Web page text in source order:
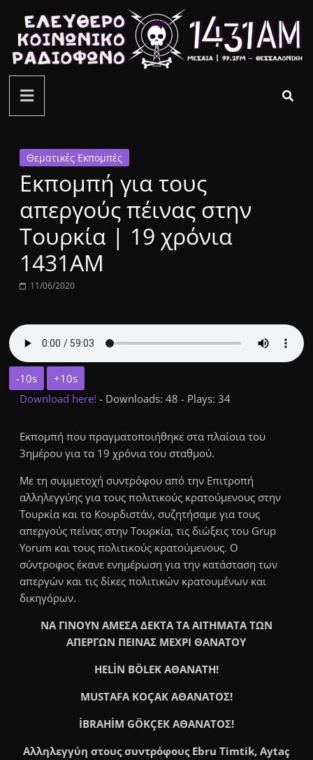
περιεχόμενο
ελεύθερο
κοινωνικό
ραδιόφωνο
1431AM
Θεματικές Εκπομπές
Εκπομπή για τους
απεργούς πέινας στην
Τουρκία | 19 χρόνια
1431ΑΜ
11/06/2020
-10s
+10s
Download here!- Downloads: 48 - Plays: 34
Εκπομπή που πραγματοποιήθηκε στα πλαίσια του
3ημέρου για τα 19 χρόνια του σταθμού.
Με τη συμμετοχή συντρόφου από την Επιτροπή
αλληλεγγύης για τους πολιτικούς κρατούμενους στην
Τουρκία και το Κουρδιστάν, συζητήσαμε για τους
απεργούς πείνας στην Τουρκία, τις διώξεις του Grup
Yorum και τους πολιτικούς κρατούμενους. Ο
σύντροφος έκανε ενημέρωση για την κατάσταση των
απεργών και τις δίκες πολιτικών κρατουμένων και
δικηγόρων.
ΝΑ ΓΙΝΟΥΝ ΑΜΕΣΑ ΔΕΚΤΑ ΤΑ ΑΙΤΗΜΑΤΑ ΤΩΝ
ΑΠΕΡΓΩΝ ΠΕΙΝΑΣ ΜΕΧΡΙ ΘΑΝΑΤΟΥ
HELİN BÖLEK ΑΘΑΝΑΤΗ!
MUSTAFA KOÇAK ΑΘΑΝΑΤΟΣ!
İBRAHİM GÖKÇEK ΑΘΑΝΑΤΟΣ!
Αλληλεγγύη στους συντρόφους Ebru Timtik, Aytaç